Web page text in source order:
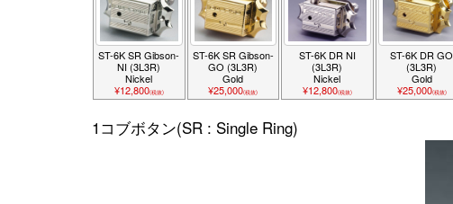
ST-6K SR Gibson-
NI (3L3R)
Nickel
¥12,800(税抜)
ST-6K SR Gibson-
GO (3L3R)
Gold
¥25,000(税抜)
ST-6K DR NI
(3L3R)
Nickel
¥12,800(税抜)
ST-6K DR GO
(3L3R)
Gold
¥25,000(税抜)
1コブボタン(SR : Single Ring)